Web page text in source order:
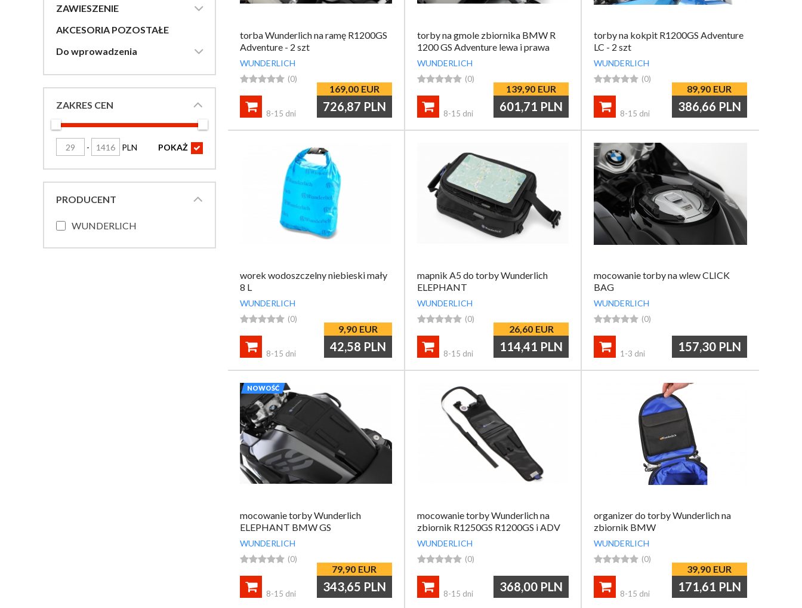

ZAWIESZENIE
AKCESORIA POZOSTAŁE

Do wprowadzenia
ZAKRES CEN
- PLN POKAŻ 
PRODUCENT
WUNDERLICH
torba Wunderlich na ramę R1200GS
Adventure - 2 szt
WUNDERLICH
 (0)
169,00 EUR
726,87 PLN

8-15 dni
torby na gmole zbiornika BMW R
1200 GS Adventure lewa i prawa
WUNDERLICH
 (0)
139,90 EUR
601,71 PLN

8-15 dni
torby na kokpit R1200GS Adventure
LC - 2 szt
WUNDERLICH
 (0)
89,90 EUR
386,66 PLN

8-15 dni
worek wodoszczelny niebieski mały
8 L
WUNDERLICH
 (0)
9,90 EUR
42,58 PLN

8-15 dni
mapnik A5 do torby Wunderlich
ELEPHANT
WUNDERLICH
 (0)
26,60 EUR
114,41 PLN

8-15 dni
mocowanie torby na wlew CLICK
BAG
WUNDERLICH
 (0)
157,30 PLN

1-3 dni
NOWOŚĆ
mocowanie torby Wunderlich
ELEPHANT BMW GS
WUNDERLICH
 (0)
79,90 EUR
343,65 PLN

8-15 dni
mocowanie torby Wunderlich na
zbiornik R1250GS R1200GS i ADV
WUNDERLICH
 (0)
368,00 PLN

8-15 dni
organizer do torby Wunderlich na
zbiornik BMW
WUNDERLICH
 (0)
39,90 EUR
171,61 PLN

8-15 dni